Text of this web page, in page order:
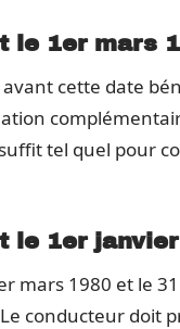
le 1er mars
cette date
tel quel pour
le 1er
mars 1980 et le
conducteur doit